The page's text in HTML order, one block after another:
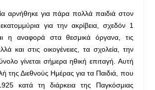
αρνήθηκε για πάρα πολλά παιδιά στον
για την ακρίβεια, σχεδόν 1
η αναφορά στα θεσμικά όργανα, τις
και στις οικογένειες, τα σχολεία, την
γίνεται σήμερα ηθική επιταγή. Αυτή
της Διεθνούς Ημέρας για τα Παιδιά, που
κατά τη διάρκεια της Παγκόσμιας